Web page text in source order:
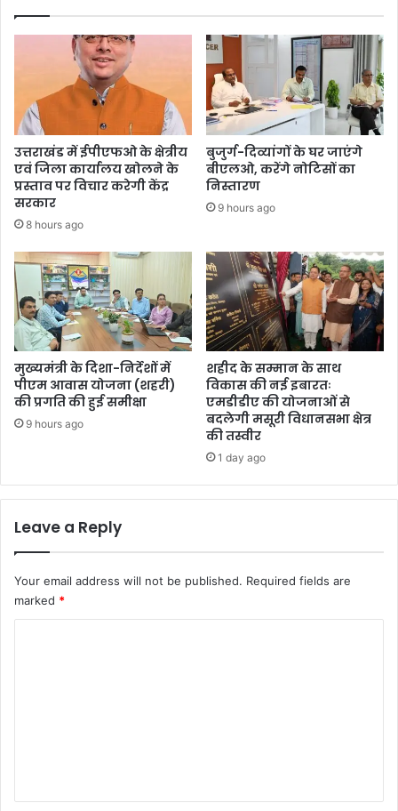
उत्तराखंड में ईपीएफओ के क्षेत्रीय
एवं जिला कार्यालय खोलने के
प्रस्ताव पर विचार करेगी केंद्र
सरकार
8 hours ago
बुजुर्ग-दिव्यांगों के घर जाएंगे
बीएलओ, करेंगे नोटिसों का
निस्तारण
9 hours ago
मुख्यमंत्री के दिशा-निर्देशों में
पीएम आवास योजना (शहरी)
की प्रगति की हुई समीक्षा
9 hours ago
शहीद के सम्मान के साथ
विकास की नई इबारतः
एमडीडीए की योजनाओं से
बदलेगी मसूरी विधानसभा क्षेत्र
की तस्वीर
1 day ago
Leave a Reply
Your email address will not be published. Required fields are
marked *